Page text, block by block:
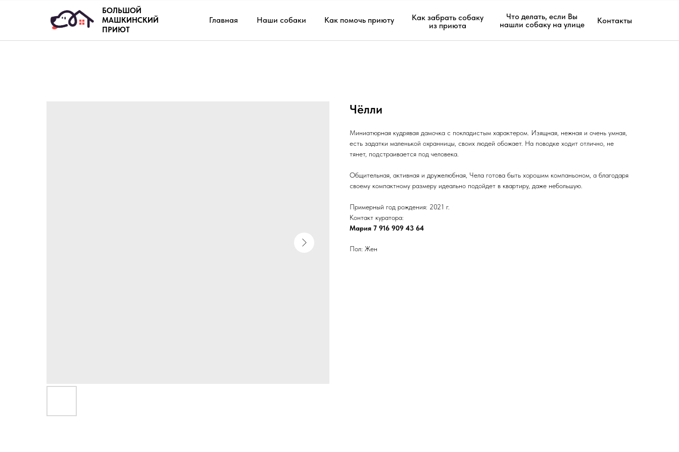
БОЛЬШОЙ
МАШКИНСКИЙ
ПРИЮТ
Главная Наши собаки Как помочь приюту
Как забрать собаку
из приюта
Что делать, если Вы
нашли собаку на улице
Контакты
Чёлли
Миниатюрная кудрявая дамочка с покладистым характером. Изящная, нежная и очень умная,
есть задатки маленькой охранницы, своих людей обожает. На поводке ходит отлично, не
тянет, подстраивается под человека.
Общительная, активная и дружелюбная, Чела готова быть хорошим компаньоном, а благодаря
своему компактному размеру идеально подойдет в квартиру, даже небольшую.
Примерный год рождения: 2021 г.
Контакт куратора:
Мария 7 916 909 43 64
Пол: Жен